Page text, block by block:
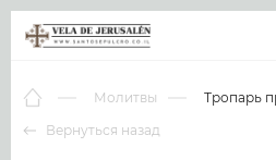
Виртуальные туры
Вернуться назад
Молитвы